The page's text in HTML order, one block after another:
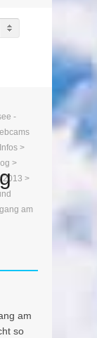
-
>
>
2013 >
am
am
so